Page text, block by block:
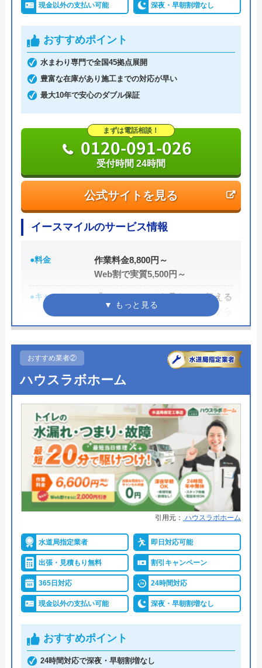
現金以外の支払い可能 深夜・早朝割増なし
おすすめポイント
水まわり専門で全国45拠点展開
豊富な在庫があり施工までの対応が早い
最大10年で安心のダブル保証
公式サイトを見る
まずは電話相談！
0120-091-026
受付時間 24時間
イースマイルのサービス情報
●料金
作業料金8,800円～
Web割で実質5,500円～
●キャンペーン
「ホームページを見た」と伝える
だけで、WEB割で作業料金から
3,000円割引！
●駆けつけ時間 最短20分
●定休日 年中無休
●出張見積もり 出張・見積もり無料
●支払い方法
現金、銀行振込、モバイル、後払
い決済、クレジットカード
●累計実績
年間25万件、累計500万件の修理交
換実績
●保証・保険
工事保証12年・商品保証10年(最
詳細は公式HPでご確認ください
イースマイルがおすすめの理由
イースマイルは対応する自治体で適切な工事ができ
ると認められている水道局指定業者です。
土日祝日・深夜早朝含む24時間365日、いつ相談し
おすすめ業者②
ハウスラボホーム
引用元： ハウスラボホーム
水道局指定業者 即日対応可能
出張・見積もり無料 割引キャンペーン
365日対応 24時間対応
現金以外の支払い可能 深夜・早朝割増なし
おすすめポイント
24時間対応で深夜・早朝割増なし